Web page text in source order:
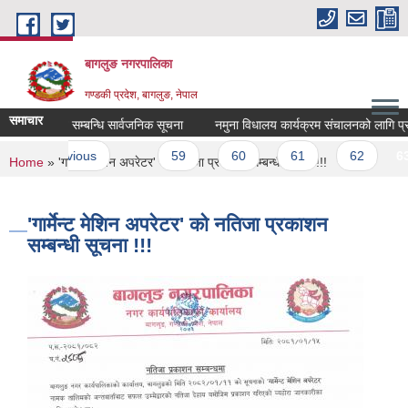
Skip to main content
बागलुङ नगरपालिका
गण्डकी प्रदेश, बागलुङ, नेपाल
समाचार
परिक्षण सम्बन्धि सार्वजनिक सूचना नमुना विधालय कार्यक्रम संचालनको लागि
‹ previous … 59 60 61
You are here
Home » 'गार्मेन्ट मेशिन अपरेटर' को नतिजा प्रकाशन सम्बन्धी सूचना !!!
'गार्मेन्ट मेशिन अपरेटर' को नतिजा प्रकाशन
सम्बन्धी सूचना !!!